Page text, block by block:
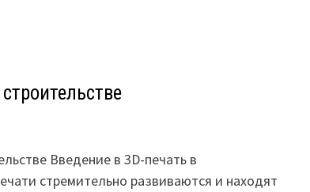
Введение в 3D-печать в
стремительно развиваются и находят